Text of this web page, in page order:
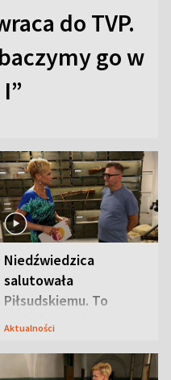
do TVP.
go w
Niedźwiedzica
salutowała
Piłsudskiemu. To
niejedyna tajemnica
Aktualności